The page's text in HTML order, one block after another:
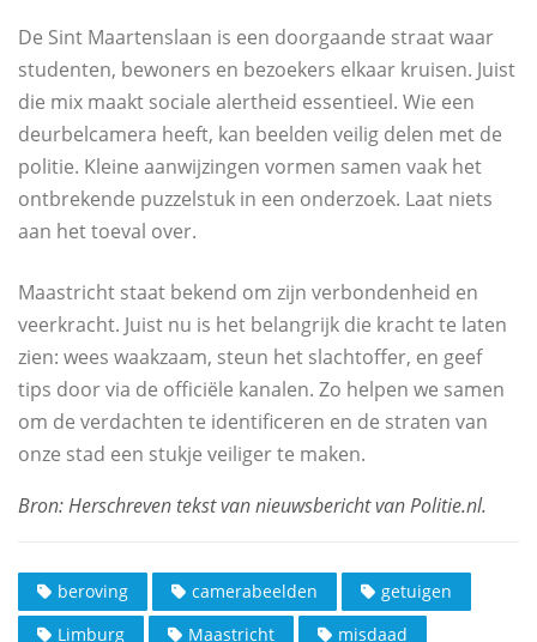
De Sint Maartenslaan is een doorgaande straat waar
studenten, bewoners en bezoekers elkaar kruisen. Juist
die mix maakt sociale alertheid essentieel. Wie een
deurbelcamera heeft, kan beelden veilig delen met de
politie. Kleine aanwijzingen vormen samen vaak het
ontbrekende puzzelstuk in een onderzoek. Laat niets
aan het toeval over.
Maastricht staat bekend om zijn verbondenheid en
veerkracht. Juist nu is het belangrijk die kracht te laten
zien: wees waakzaam, steun het slachtoffer, en geef
tips door via de officiële kanalen. Zo helpen we samen
om de verdachten te identificeren en de straten van
onze stad een stukje veiliger te maken.
beroving camerabeelden
getuigen
Limburg
Maastricht misdaad